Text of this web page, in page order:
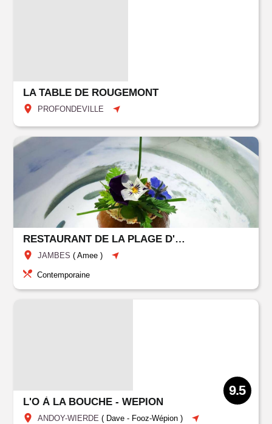
LA TABLE DE ROUGEMONT
PROFONDEVILLE
RESTAURANT DE LA PLAGE D'AMÉE
JAMBES(Amee )
Contemporaine
L'O À LA BOUCHE - WEPION
ANDOY-WIERDE ( Dave - Fooz-Wépion )
9.5